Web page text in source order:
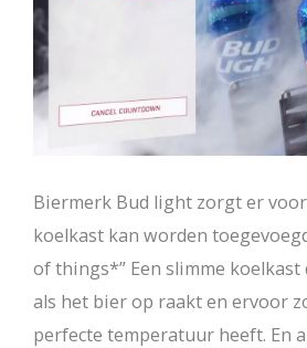
Biermerk Bud light zorgt er
koelkast kan worden
of things*” Een slimme
als het bier op raakt en ervoor
perfecte temperatuur heeft. En